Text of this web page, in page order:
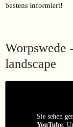
bestens informiert!
Worpswede
landscape
Sie sehen
YouTube.